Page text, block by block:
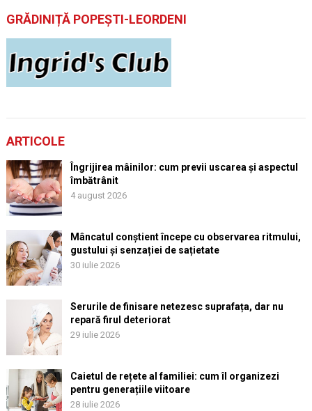
GRĂDINIȚĂ POPEȘTI-LEORDENI
ARTICOLE
Îngrijirea mâinilor: cum previi uscarea și aspectul
îmbătrânit
4 august 2026
Mâncatul conștient începe cu observarea ritmului,
gustului și senzației de sațietate
30 iulie 2026
Serurile de finisare netezesc suprafața, dar nu
repară firul deteriorat
29 iulie 2026
Caietul de rețete al familiei: cum îl organizezi
pentru generațiile viitoare
28 iulie 2026